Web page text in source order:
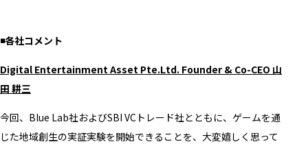
◾️各社コメント
Digital Entertainment Asset Pte.Ltd. Founder & Co-CEO 山
田 耕三
今回、Blue Lab社およびSBI VCトレード社とともに、ゲームを通
じた地域創生の実証実験を開始できることを、大変嬉しく思って